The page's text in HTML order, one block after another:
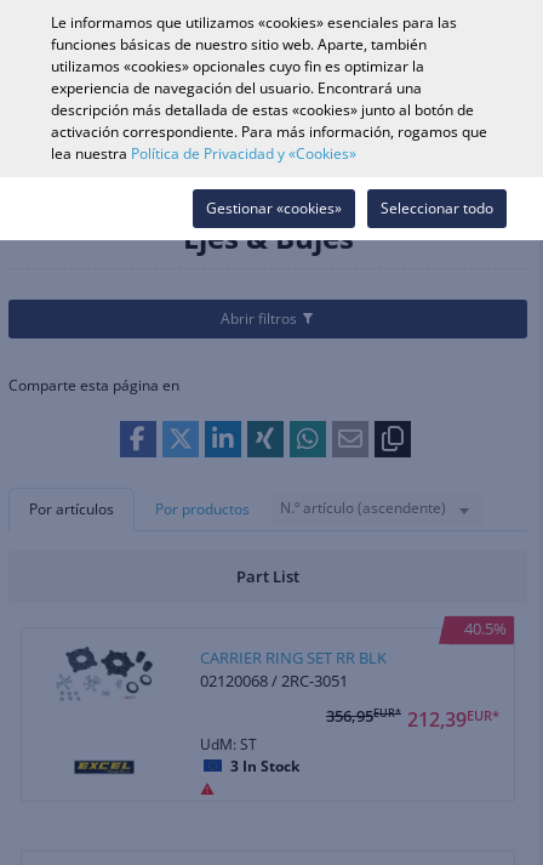
Búsqueda de vehículo
Buscar en tienda
Categorías Recambios & Accesorios
Ruedas & Accesorios
Ejes & Bujes
Ejes & Bujes
Abrir filtros
Comparte esta página en
Por artículos Por productos N.º artículo (ascendente)
Part List
40.5%
CARRIER RING SET RR BLK
02120068 / 2RC-3051
212,39EUR*
356,95EUR*
UdM: ST
3 In Stock
Le informamos que utilizamos «cookies» esenciales para las
funciones básicas de nuestro sitio web. Aparte, también
utilizamos «cookies» opcionales cuyo fin es optimizar la
experiencia de navegación del usuario. Encontrará una
descripción más detallada de estas «cookies» junto al botón de
activación correspondiente. Para más información, rogamos que
lea nuestra Política de Privacidad y «Cookies»
Seleccionar todo
Gestionar «cookies»